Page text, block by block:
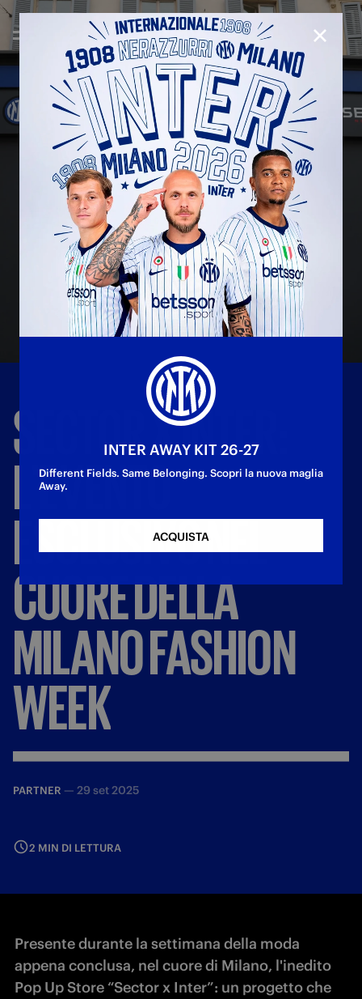
SECTORXINTER:
L'EVENTO
ESCLUSIVONEL
CUOREDELLA
MILANOFASHION
WEEK
PARTNER — 29 set 2025
2 MIN DI LETTURA
Presente durante la settimana della moda
appena conclusa, nel cuore di Milano, l'inedito
Pop Up Store “Sector x Inter”: un progetto che
INTER AWAY KIT 26-27
Different Fields. Same Belonging. Scopri la nuova maglia
Away.
ACQUISTA